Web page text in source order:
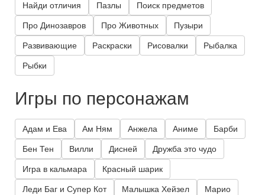
Найди отличия Пазлы Поиск предметов
Про Динозавров Про Животных Пузыри
Развивающие Раскраски Рисовалки Рыбалка
Рыбки
Игры по персонажам
Адам и Ева Ам Ням Анжела Аниме Барби
Бен Тен Вилли Дисней Дружба это чудо
Игра в кальмара Красный шарик
Леди Баг и Супер Кот Малышка Хейзел Марио